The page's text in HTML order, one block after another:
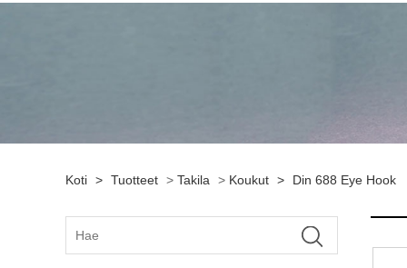
Koti > Tuotteet > Takila > Koukut > Din 688 Eye Hook